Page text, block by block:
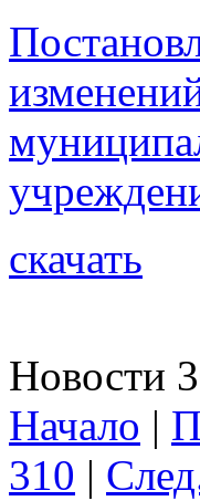
скачать
Новости
Начало |
310 |